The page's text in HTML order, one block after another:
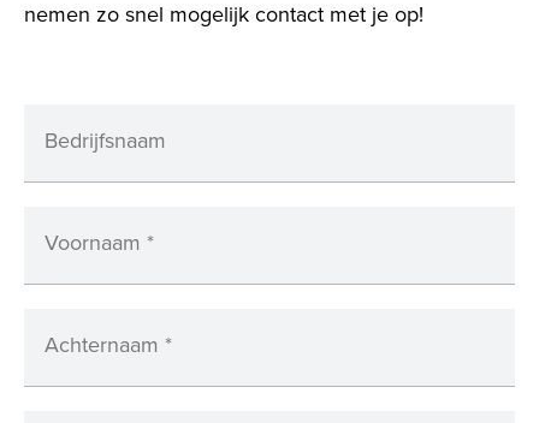
nemen zo snel mogelijk contact met je op!
Bedrijfsnaam
Voornaam *
Achternaam *